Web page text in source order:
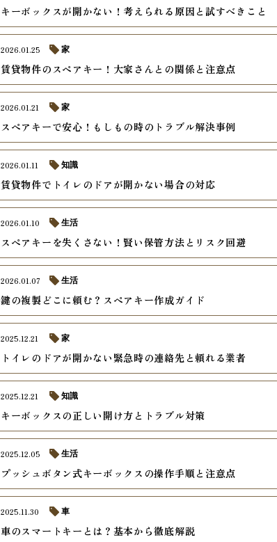
キーボックスが開かない！考えられる原因と試すべきこと
賃貸物件のスペアキー！大家さんとの関係と注意点
2026.01.25 家
スペアキーで安心！もしもの時のトラブル解決事例
2026.01.21 家
賃貸物件でトイレのドアが開かない場合の対応
2026.01.11 知識
スペアキーを失くさない！賢い保管方法とリスク回避
2026.01.10 生活
鍵の複製どこに頼む？スペアキー作成ガイド
2026.01.07 生活
トイレのドアが開かない緊急時の連絡先と頼れる業者
2025.12.21 家
キーボックスの正しい開け方とトラブル対策
2025.12.21 知識
プッシュボタン式キーボックスの操作手順と注意点
2025.12.05 生活
車のスマートキーとは？基本から徹底解説
2025.11.30 車